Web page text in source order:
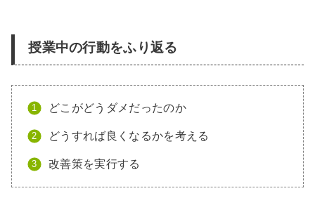
授業中の行動をふり返る
どこがどうダメだったのか
どうすれば良くなるかを考える
改善策を実行する